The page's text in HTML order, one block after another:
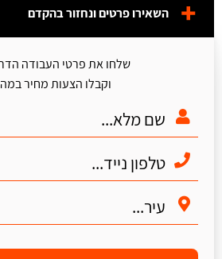
השאירו פרטים ונחזור בהקדם
שלחו את פרטי העבודה
וקבלו הצעות מחיר